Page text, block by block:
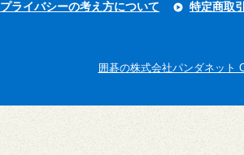
プライバシーの考え方について 特定商取
囲碁の株式会社パンダネット